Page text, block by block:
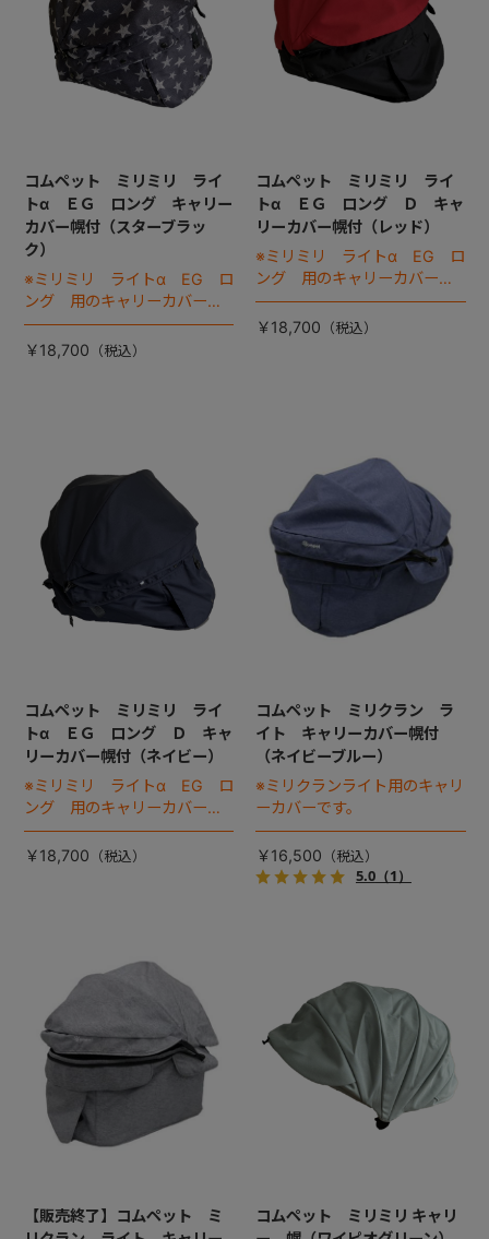
コムペット ミリミリ ライ
トα ＥＧ ロング キャリー
カバー幌付（スターブラッ
ク）
※ミリミリ ライトα EG ロ
ング 用のキャリーカバーで
す。
￥18,700
コムペット ミリミリ ライ
トα ＥＧ ロング Ｄ キャ
リーカバー幌付（レッド）
※ミリミリ ライトα EG ロ
ング 用のキャリーカバーで
す。
￥18,700
コムペット ミリミリ ライ
トα ＥＧ ロング Ｄ キャ
リーカバー幌付（ネイビー）
※ミリミリ ライトα EG ロ
ング 用のキャリーカバーで
す。
￥18,700
コムペット ミリクラン ラ
イト キャリーカバー幌付
（ネイビーブルー）
※ミリクランライト用のキャリ
ーカバーです。
￥16,500
5.0（1）
【販売終了】コムペット ミ
コムペット ミリミリ キャリ